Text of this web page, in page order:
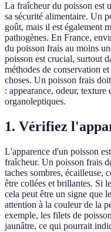
La fraîcheur du poisson est
sa sécurité alimentaire. Un
goût, mais il est également
pathogènes. En France,
du poisson frais au moins
poisson est crucial, surtout
méthodes de conservation
choses. Un poisson frais
: appearance, odeur, texture
organoleptiques.
1. Vérifiez
L'apparence d'un poisson
fraîcheur. Un poisson frais
taches sombres, écailleuse,
être collées et brillantes. Si
cela peut être un signe que
attention à la couleur de la
exemple, les filets de
jaunâtre, ce qui pourrait